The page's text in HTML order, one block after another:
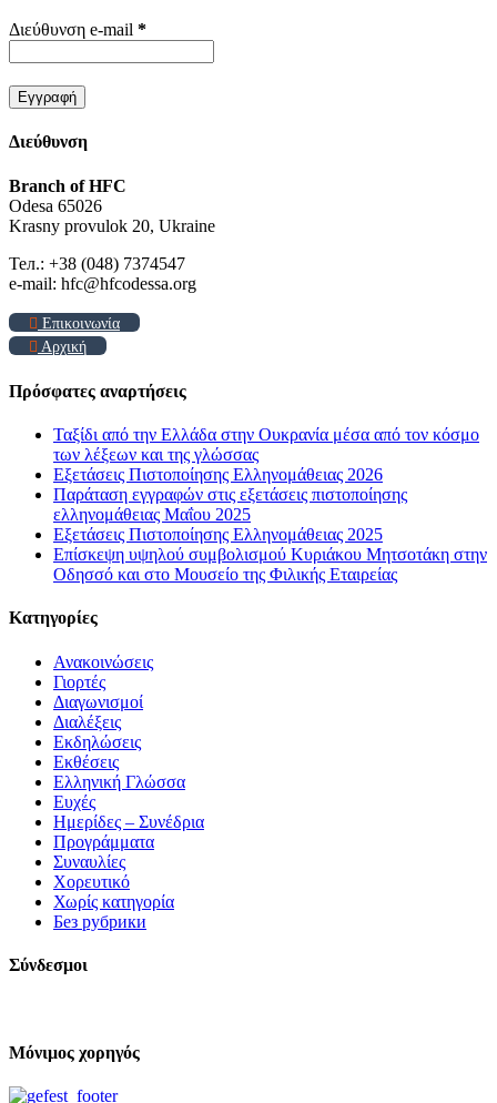
Διεύθυνση e-mail *
Διεύθυνση
Branch of HFC
Odesa 65026
Krasny provulok 20, Ukraine
Тел.: +38 (048) 7374547
e-mail: hfc@hfcodessa.org
Επικοινωνία
Αρχική
Πρόσφατες αναρτήσεις
Ταξίδι από την Ελλάδα στην Ουκρανία μέσα από τον κόσμο
των λέξεων και της γλώσσας
Εξετάσεις Πιστοποίησης Ελληνομάθειας 2026
Παράταση εγγραφών στις εξετάσεις πιστοποίησης
ελληνομάθειας Μαΐου 2025
Εξετάσεις Πιστοποίησης Ελληνομάθειας 2025
Επίσκεψη υψηλού συμβολισμού Κυριάκου Μητσοτάκη στην
Οδησσό και στο Μουσείο της Φιλικής Εταιρείας
Kατηγορίες
Ανακοινώσεις
Γιορτές
Διαγωνισμοί
Διαλέξεις
Εκδηλώσεις
Εκθέσεις
Ελληνική Γλώσσα
Ευχές
Ημερίδες – Συνέδρια
Προγράμματα
Συναυλίες
Χορευτικό
Χωρίς κατηγορία
Без рубрики
Σύνδεσμοι
Μόνιμος χορηγός